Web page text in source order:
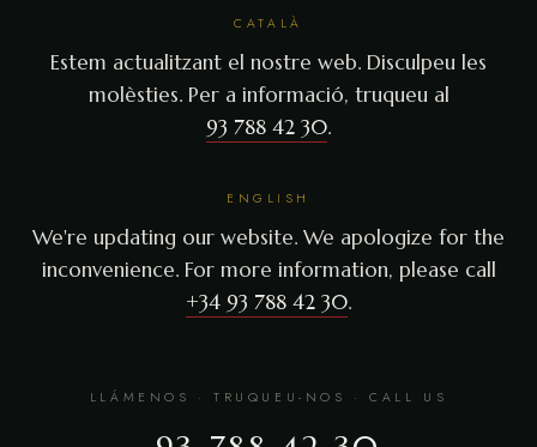
CATALÀ
Estem actualitzant el nostre web. Disculpeu les
molèsties. Per a informació, truqueu al
93 788 42 30.
ENGLISH
We're updating our website. We apologize for the
inconvenience. For more information, please call
+34 93 788 42 30.
LLÁMENOS · TRUQUEU-NOS · CALL US